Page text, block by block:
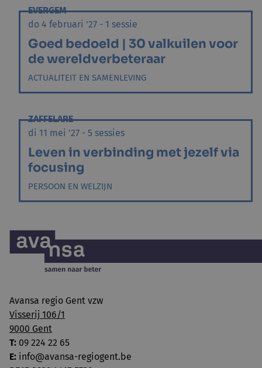
EVERGEM
do 4 februari '27 - 1 sessie
Goed bedoeld | 30 valkuilen voor
de wereldverbeteraar
ACTUALITEIT EN SAMENLEVING
ZAFFELARE
di 11 mei '27 - 5 sessies
Leven in verbinding met jezelf via
focusing
PERSOON EN WELZIJN
Avansa regio Gent vzw
Visserij 106/1
9000 Gent
T: 09 224 22 65
E: info@avansa-regiogent.be